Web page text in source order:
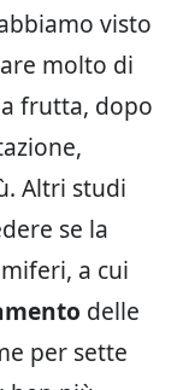
visto
molto di
frutta, dopo
Altri studi
se la
a cui
delle
per sette